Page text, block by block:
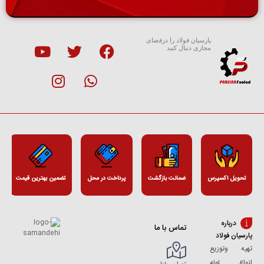
پارسیان فولاد را درفضای
مجازی دنبال کنید
تحویل اکسپرس ضمانت بازگشت پرداخت در محل تضمین بهترین قیمت
درباره
پارسیان فولاد
تهیه وتوزیع
تماس با ما